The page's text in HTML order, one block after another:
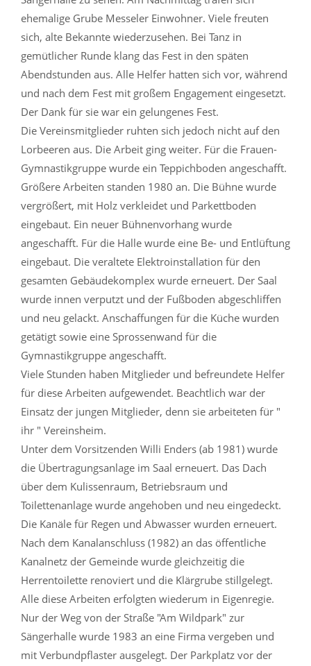
ehemalige Grube Messeler Einwohner. Viele freuten
sich, alte Bekannte wiederzusehen. Bei Tanz in
gemütlicher Runde klang das Fest in den späten
Abendstunden aus. Alle Helfer hatten sich vor, während
und nach dem Fest mit großem Engagement eingesetzt.
Der Dank für sie war ein gelungenes Fest.
Die Vereinsmitglieder ruhten sich jedoch nicht auf den
Lorbeeren aus. Die Arbeit ging weiter. Für die Frauen-
Gymnastikgruppe wurde ein Teppichboden angeschafft.
Größere Arbeiten standen 1980 an. Die Bühne wurde
vergrößert, mit Holz verkleidet und Parkettboden
eingebaut. Ein neuer Bühnenvorhang wurde
angeschafft. Für die Halle wurde eine Be- und Entlüftung
eingebaut. Die veraltete Elektroinstallation für den
gesamten Gebäudekomplex wurde erneuert. Der Saal
wurde innen verputzt und der Fußboden abgeschliffen
und neu gelackt. Anschaffungen für die Küche wurden
getätigt sowie eine Sprossenwand für die
Gymnastikgruppe angeschafft.
Viele Stunden haben Mitglieder und befreundete Helfer
für diese Arbeiten aufgewendet. Beachtlich war der
Einsatz der jungen Mitglieder, denn sie arbeiteten für "
ihr " Vereinsheim.
Unter dem Vorsitzenden Willi Enders (ab 1981) wurde
die Übertragungsanlage im Saal erneuert. Das Dach
über dem Kulissenraum, Betriebsraum und
Toilettenanlage wurde angehoben und neu eingedeckt.
Die Kanäle für Regen und Abwasser wurden erneuert.
Nach dem Kanalanschluss (1982) an das öffentliche
Kanalnetz der Gemeinde wurde gleichzeitig die
Herrentoilette renoviert und die Klärgrube stillgelegt.
Alle diese Arbeiten erfolgten wiederum in Eigenregie.
Nur der Weg von der Straße "Am Wildpark" zur
Sängerhalle wurde 1983 an eine Firma vergeben und
mit Verbundpflaster ausgelegt. Der Parkplatz vor der